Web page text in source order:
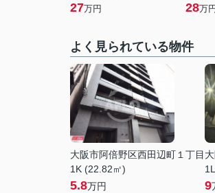
27万円 28万円
よく見られている物件
大阪市阿倍野区西田辺町１丁目
1K (22.82㎡)
5.8万円 9